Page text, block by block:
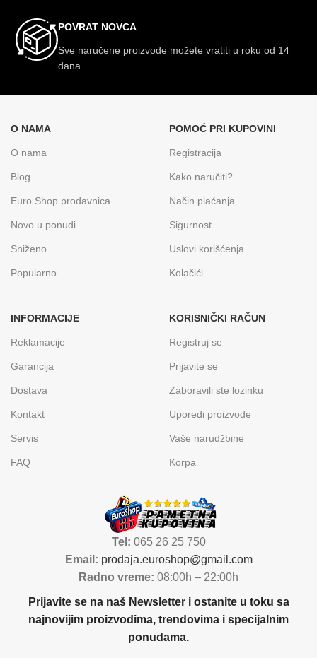
POVRAT NOVCA
Sve naručene proizvode možete vratiti u roku od 14
dana
O NAMA
O nama
Blog
Euro Shop prodavnica
Novo u ponudi
Sniženo
Popularno
POMOĆ PRI KUPOVINI
Registracija
Kako naručiti?
Način plaćanja
Sigurnost
Uslovi korišćenja
Kolačići
INFORMACIJE
Reklamacije
Garancija
Dostava
Kontakt
Servis
FAQ
KORISNIČKI RAČUN
Registruj se
Prijavite se
Zaboravili ste lozinku
Uporedi proizvode
Vaše narudžbine
Korpa
Tel: 065 26 25 750
Email: prodaja.euroshop@gmail.com
Radno vreme: 08:00h – 22:00h
Prijavite se na naš Newsletter i ostanite u toku sa
najnovijim proizvodima, trendovima i specijalnim
ponudama.